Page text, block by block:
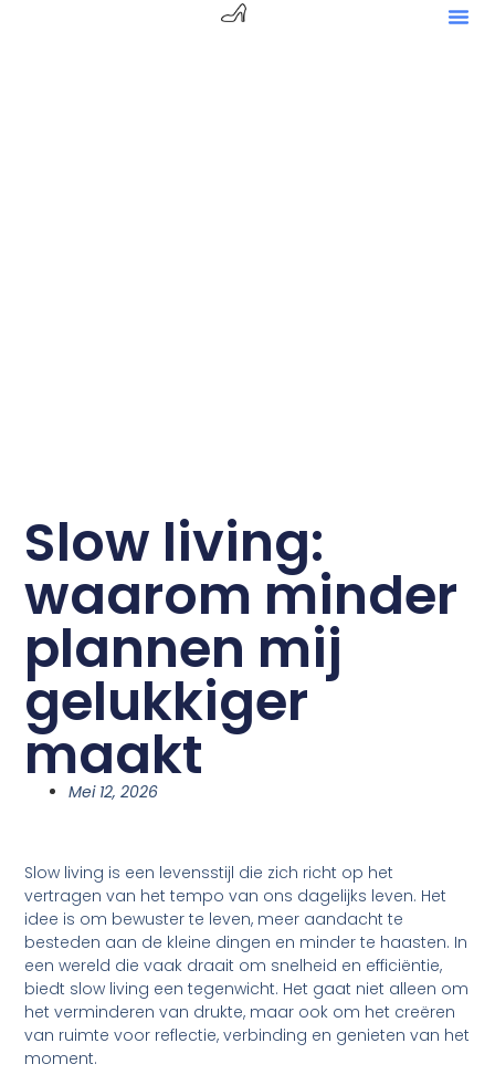
Slow living:
waarom minder
plannen mij
gelukkiger
maakt
Mei 12, 2026
Slow living is een levensstijl die zich richt op het
vertragen van het tempo van ons dagelijks leven. Het
idee is om bewuster te leven, meer aandacht te
besteden aan de kleine dingen en minder te haasten. In
een wereld die vaak draait om snelheid en efficiëntie,
biedt slow living een tegenwicht. Het gaat niet alleen om
het verminderen van drukte, maar ook om het creëren
van ruimte voor reflectie, verbinding en genieten van het
moment.